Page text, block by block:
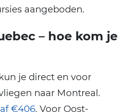
aangeboden.
– hoe kom je
je direct en voor
naar Montreal.
€406. Voor Oost-